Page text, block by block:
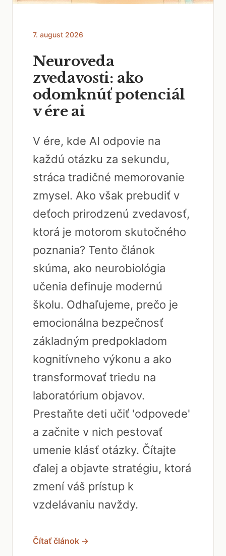
7. august 2026
Neuroveda
zvedavosti: ako
odomknúť potenciál
v ére ai
V ére, kde AI odpovie na
každú otázku za sekundu,
stráca tradičné memorovanie
zmysel. Ako však prebudiť v
deťoch prirodzenú zvedavosť,
ktorá je motorom skutočného
poznania? Tento článok
skúma, ako neurobiológia
učenia definuje modernú
školu. Odhaľujeme, prečo je
emocionálna bezpečnosť
základným predpokladom
kognitívneho výkonu a ako
transformovať triedu na
laboratórium objavov.
Prestaňte deti učiť 'odpovede'
a začnite v nich pestovať
umenie klásť otázky. Čítajte
ďalej a objavte stratégiu, ktorá
zmení váš prístup k
vzdelávaniu navždy.
Čítať článok →